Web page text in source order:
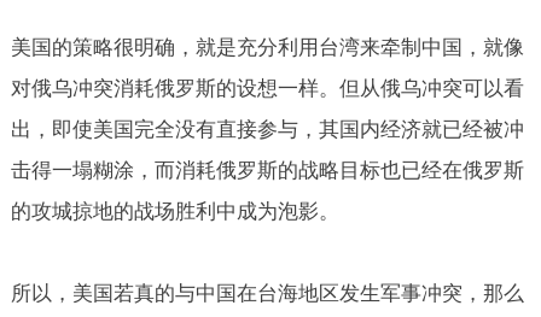
美国的策略很明确，就是充分利用台湾来牵制中国，就像
对俄乌冲突消耗俄罗斯的设想一样。但从俄乌冲突可以看
出，即使美国完全没有直接参与，其国内经济就已经被冲
击得一塌糊涂，而消耗俄罗斯的战略目标也已经在俄罗斯
的攻城掠地的战场胜利中成为泡影。
所以，美国若真的与中国在台海地区发生军事冲突，那么